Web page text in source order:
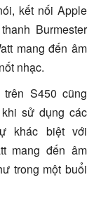
kết nối Apple
Burmester
mang đến âm
nhạc.
S450 cũng
sử dụng các
khác biệt với
mang đến âm
trong một buổi